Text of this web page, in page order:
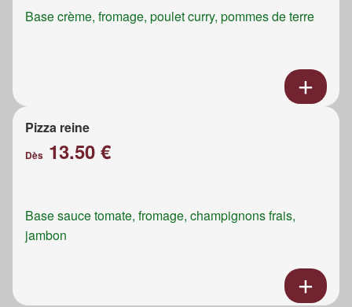
Base crème, fromage, poulet curry, pommes de terre
Pizza reine
Dès 13.50 €
Base sauce tomate, fromage, champignons frais,
jambon